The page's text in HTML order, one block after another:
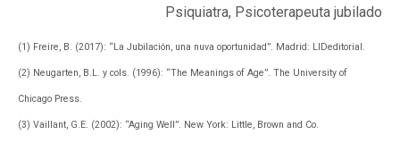
Psiquiatra, Psicoterapeuta jubilado
(1) Freire, B. (2017): “La Jubilación, una nuva oportunidad”. Madrid: LIDeditorial.
(2) Neugarten, B.L. y cols. (1996): “The Meanings of Age”. The University of
Chicago Press.
(3) Vaillant, G.E. (2002): “Aging Well”. New York: Little, Brown and Co.